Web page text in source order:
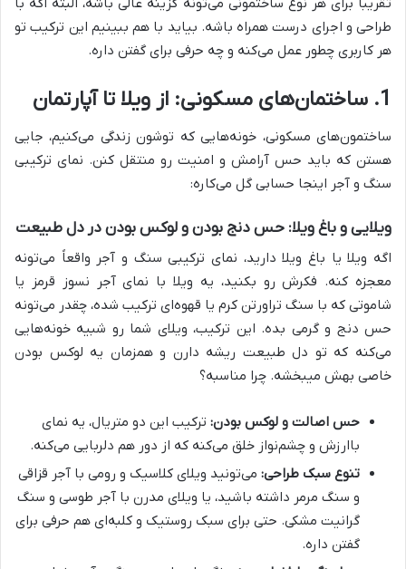
تقریباً برای هر نوع ساختمونی می‌تونه گزینه عالی باشه، البته اگه با
طراحی و اجرای درست همراه باشه. بیاید با هم ببینیم این ترکیب تو
هر کاربری چطور عمل می‌کنه و چه حرفی برای گفتن داره.
1. ساختمان‌های مسکونی: از ویلا تا آپارتمان
ساختمون‌های مسکونی، خونه‌هایی که توشون زندگی می‌کنیم، جایی
هستن که باید حس آرامش و امنیت رو منتقل کنن. نمای ترکیبی
سنگ و آجر اینجا حسابی گل می‌کاره:
ویلایی و باغ ویلا: حس دنج بودن و لوکس بودن در دل طبیعت
اگه ویلا یا باغ ویلا دارید، نمای ترکیبی سنگ و آجر واقعاً می‌تونه
معجزه کنه. فکرش رو بکنید، یه ویلا با نمای آجر نسوز قرمز یا
شاموتی که با سنگ تراورتن کرم یا قهوه‌ای ترکیب شده، چقدر می‌تونه
حس دنج و گرمی بده. این ترکیب، ویلای شما رو شبیه خونه‌هایی
می‌کنه که تو دل طبیعت ریشه دارن و همزمان یه لوکس بودن
خاصی بهش میبخشه. چرا مناسبه؟
حس اصالت و لوکس بودن: ترکیب این دو متریال، یه نمای
باارزش و چشم‌نواز خلق می‌کنه که از دور هم دلربایی می‌کنه.
تنوع سبک طراحی: می‌تونید ویلای کلاسیک و رومی با آجر قزاقی
و سنگ مرمر داشته باشید، یا ویلای مدرن با آجر طوسی و سنگ
گرانیت مشکی. حتی برای سبک روستیک و کلبه‌ای هم حرفی برای
گفتن داره.